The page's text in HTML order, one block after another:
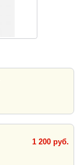
1 200 руб.